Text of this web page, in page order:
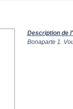
Description de
Bonaparte 1.